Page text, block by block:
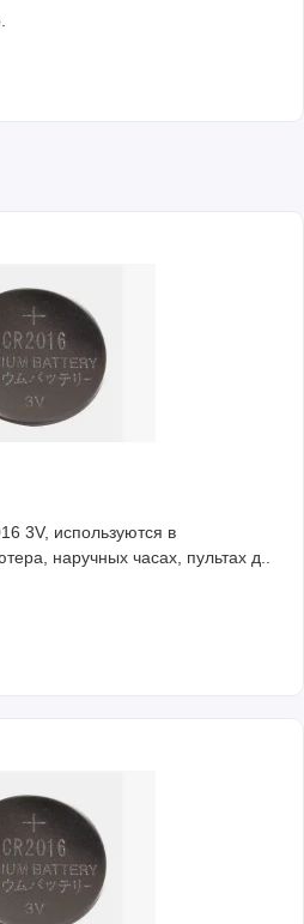
3V, используются в
наручных часах, пультах д..